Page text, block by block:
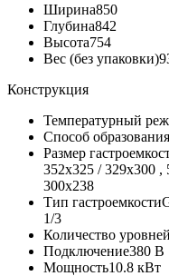
Ширина850
Глубина842
Высота754
Вес (без упаковки)
Конструкция
Температурный
Способ
Размер
352x325 / 329x300 ,
300x238
Тип гастроемкости
1/3
Количество уровней
Подключение380 В
Мощность10.8 кВт